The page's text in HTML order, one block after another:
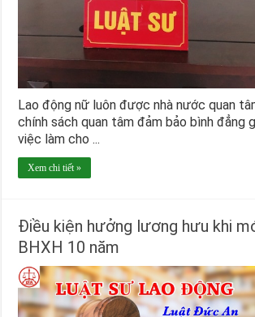
Lao động nữ luôn được nhà nước quan
chính sách quan tâm đảm bảo bình đẳng
việc làm cho ...
Xem chi tiết »
Điều kiện hưởng lương hưu khi
BHXH 10 năm